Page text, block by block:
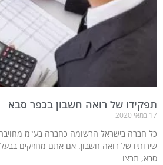
תפקידו של רואה חשבון בכפר סבא
17 במאי 2020
כל חברה בישראל הרשומה כחברה בע"מ
שירותיו של רואה חשבון. אם אתם מחזיקים
סבא, תרצו